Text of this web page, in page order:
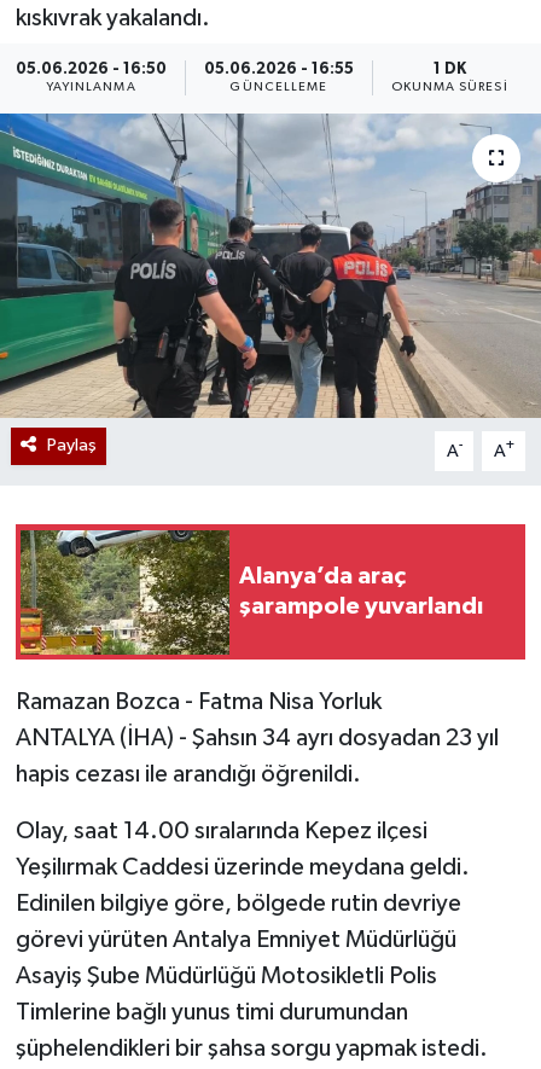
kıskıvrak yakalandı.
05.06.2026 - 16:50
YAYINLANMA
05.06.2026 - 16:55
GÜNCELLEME
1 DK
OKUNMA SÜRESI
Paylaş A- A+
Alanya’da araç
şarampole yuvarlandı
Ramazan Bozca - Fatma Nisa Yorluk
ANTALYA (İHA) - Şahsın 34 ayrı dosyadan 23 yıl
hapis cezası ile arandığı öğrenildi.
Olay, saat 14.00 sıralarında Kepez ilçesi
Yeşilırmak Caddesi üzerinde meydana geldi.
Edinilen bilgiye göre, bölgede rutin devriye
görevi yürüten Antalya Emniyet Müdürlüğü
Asayiş Şube Müdürlüğü Motosikletli Polis
Timlerine bağlı yunus timi durumundan
şüphelendikleri bir şahsa sorgu yapmak istedi.